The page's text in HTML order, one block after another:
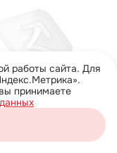
работы сайта. Для
принимаете